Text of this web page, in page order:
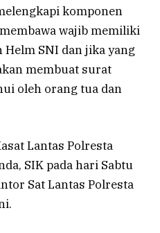
komponen
wajib memiliki
SNI dan jika yang
membuat surat
oleh orang tua dan
Lantas Polresta
SIK pada hari Sabtu
Sat Lantas Polresta